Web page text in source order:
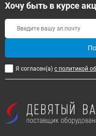
Хочу быть в курсе
Я согласен(a) с политикой